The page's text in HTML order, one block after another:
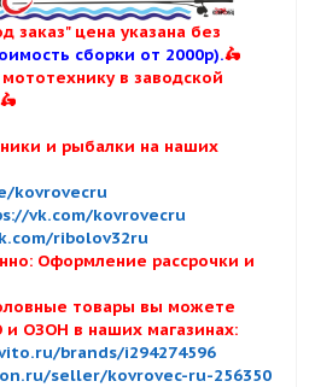
заказ" цена указана без
сборки от 2000р).🛵
в заводской
и рыбалки на наших
kovrovecru
vk.com/kovrovecru
ribolov32ru
Оформление рассрочки и
товары вы можете
ОЗОН в наших магазинах:
brands/i294274596
seller/kovrovec-ru-256350